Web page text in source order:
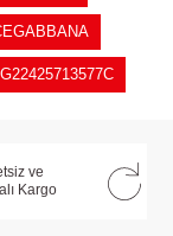
ve
Kargo